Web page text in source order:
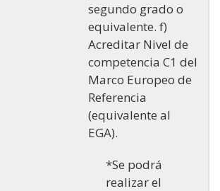
segundo grado o
equivalente. f)
Acreditar Nivel de
competencia C1 del
Marco Europeo de
Referencia
(equivalente al
EGA).
*Se podrá
realizar el